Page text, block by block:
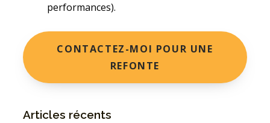
performances).
CONTACTEZ-MOI POUR UNE
REFONTE
Articles récents